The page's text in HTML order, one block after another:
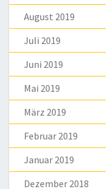
August 2019
Juli 2019
Juni 2019
Mai 2019
März 2019
Februar 2019
Januar 2019
Dezember 2018